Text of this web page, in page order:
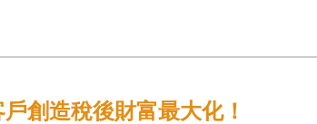
創造稅後財富最大化！